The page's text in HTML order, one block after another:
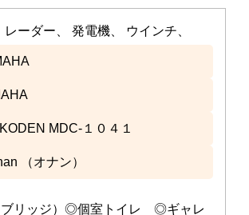
ーダー、 発電機、 ウインチ、
KODEN MDC-１０４１
（オナン）
リッジ）◎個室トイレ ◎ギャレ